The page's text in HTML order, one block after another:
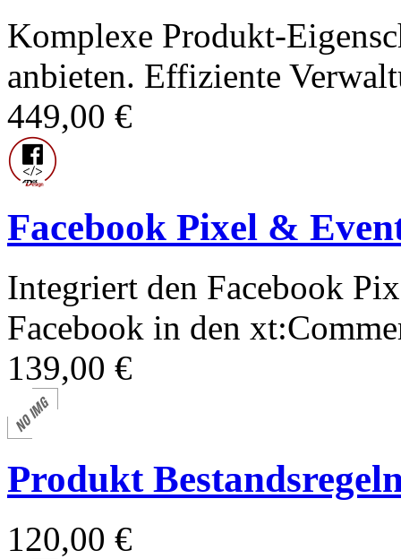
Komplexe Produkt-
anbieten. Effiziente
449,00 €
Facebook Pixel &
Integriert den Facebook
Facebook in den
139,00 €
Produkt
120,00 €